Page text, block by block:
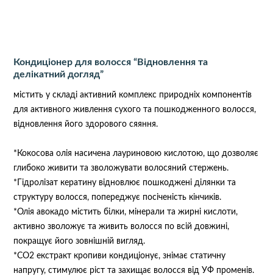
Кондиціонер для волосся “Відновлення та
делікатний догляд”
містить у складі активний комплекс природніх компонентів
для активного живлення сухого та пошкодженного волосся,
відновлення його здорового сяяння.
*Кокосова олія насичена лауриновою кислотою, що дозволяє
глибоко живити та зволожувати волосяний стержень.
*Гідролізат кератину відновлює пошкоджені ділянки та
структуру волосся, попереджує посіченість кінчиків.
*Олія авокадо містить білки, мінерали та жирні кислоти,
активно зволожує та живить волосся по всій довжині,
покращує його зовнішній вигляд.
*СО2 екстракт кропиви кондиціонує, знімає статичну
напругу, стимулює ріст та захищає волосся від УФ променів.